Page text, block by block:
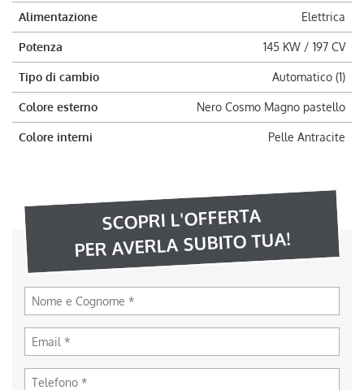
Alimentazione Elettrica
Potenza 145 KW / 197 CV
Tipo di cambio Automatico (1)
Colore esterno Nero Cosmo Magno pastello
Colore interni Pelle Antracite
SCOPRI L'OFFERTA
PER AVERLA SUBITO TUA!